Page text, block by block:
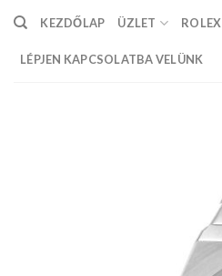
content
KEZDŐLAP ÜZLET ROLEX
LÉPJEN KAPCSOLATBA VELÜNK